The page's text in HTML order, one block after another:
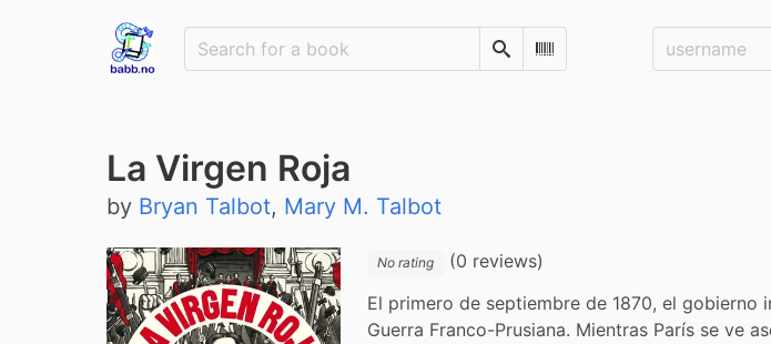
SearchScan Barcode
Username:
La Virgen Roja
by Bryan Talbot, Mary M. Talbot
No rating
(0 reviews)
El primero de septiembre de 1870, el gobierno
Guerra Franco-Prusiana. Mientras París se ve